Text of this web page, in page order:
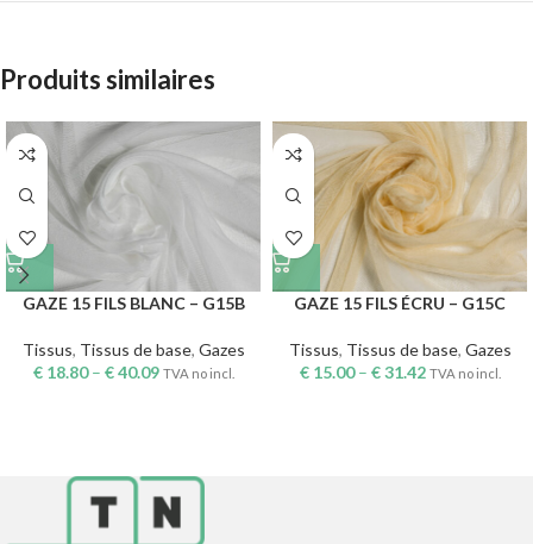
Produits similaires
GAZE 15 FILS BLANC – G15B
Tissus, Tissus de base, Gazes
€18.80– €40.09 TVA no incl.
GAZE 15 FILS ÉCRU – G15C
Tissus, Tissus de base, Gazes
€15.00– €31.42 TVA no incl.